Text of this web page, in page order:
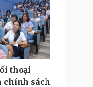
thoại
chính sách